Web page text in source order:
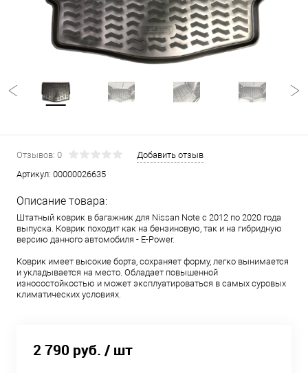
Отзывов: 0
Добавить отзыв
Артикул: 00000026635
Описание товара:
Штатный коврик в багажник для Nissan Note с 2012 по 2020 года
выпуска. Коврик походит как на бензиновую, так и на гибридную
версию данного автомобиля - E-Power.
Коврик имеет высокие борта, сохраняет форму, легко вынимается
и укладывается на место. Обладает повышенной
износостойкостью и может эксплуатироваться в самых суровых
климатических условиях.
2 790 руб. / шт